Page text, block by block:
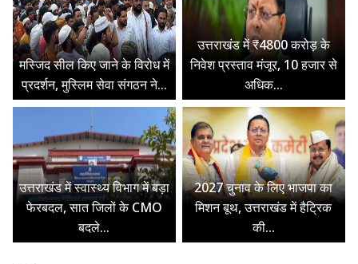
मस्जिद सील किए जाने के विरोध में
प्रदर्शन, मुस्लिम सेवा संगठन ने...
उत्तराखंड में ₹4800 करोड़ के
निवेश प्रस्ताव मंजूर, 10 हजार से
अधिक...
उत्तराखंड में स्वास्थ्य विभाग में बड़ा
फेरबदल, सात जिलों के CMO
बदले...
2027 चुनाव के लिए भाजपा का
मिशन बूथ, उत्तराखंड में हैट्रिक
की...